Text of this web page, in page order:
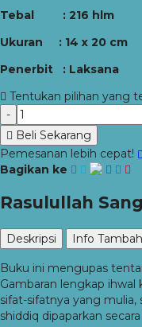
Tebal : 216 hlm
Ukuran : 14 x 20 cm
Penerbit : Laksana
Tentukan pilihan yang
-
Beli Sekarang
Pemesanan lebih cepat!
Bagikan ke
Rasulullah
Deskripsi Info
Buku ini mengupas
Gambaran lengkap ihwal
sifat-sifatnya yang
shiddiq dipaparkan